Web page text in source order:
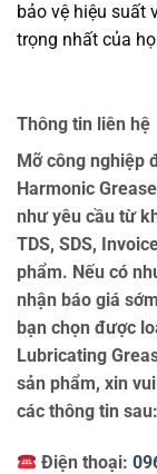
bảo vệ hiệu suất
trọng nhất của
Thông tin liên hệ
Mỡ công nghiệp
Harmonic
như yêu cầu từ
TDS, SDS,
phẩm. Nếu có
nhận báo giá
bạn chọn được
Lubricating
sản phẩm, xin
các thông tin sau:
Điện thoại: